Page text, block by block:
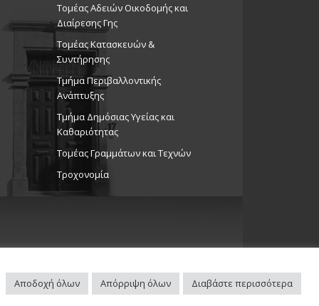
Τομέας Αδειών Οικοδομής και
Διαίρεσης Γης
Τομέας Κατασκευών &
Συντήρησης
Τμήμα Περιβαλλοντικής
Ανάπτυξης
Tμήμα Δημόσιας Υγείας και
Καθαριότητας
Τομέας Γραμμάτων και Τεχνών
Τροχονομία
Αποδοχή όλων Απόρριψη όλων Διαβάστε περισσότερα